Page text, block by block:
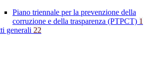
Piano triennale per la prevenzione della
corruzione e della trasparenza (PTPCT) 1
generali 22